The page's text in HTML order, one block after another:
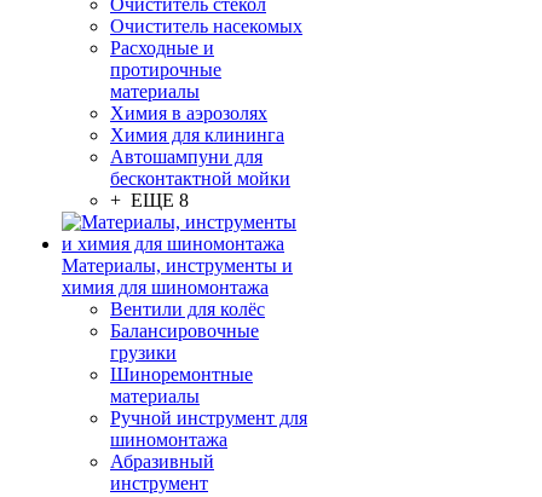
Очиститель стёкол
Очиститель насекомых
Расходные и
протирочные
материалы
Химия в аэрозолях
Химия для клининга
Автошампуни для
бесконтактной мойки
+ ЕЩЕ 8
Материалы, инструменты и
химия для шиномонтажа
Вентили для колёс
Балансировочные
грузики
Шиноремонтные
материалы
Ручной инструмент для
шиномонтажа
Абразивный
инструмент